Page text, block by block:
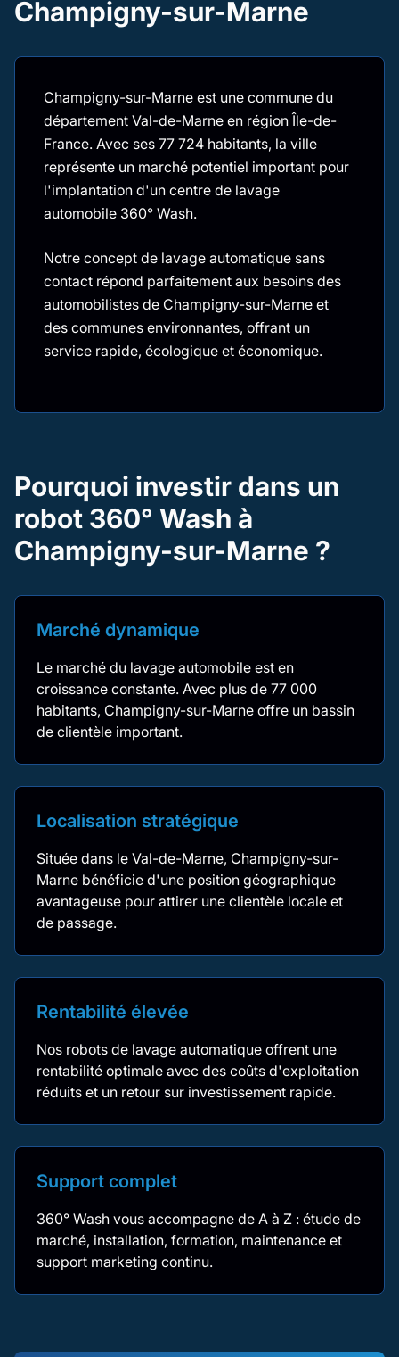
Champigny-sur-Marne
Champigny-sur-Marne est une commune du
département Val-de-Marne en région Île-de-
France. Avec ses 77 724 habitants, la ville
représente un marché potentiel important pour
l'implantation d'un centre de lavage
automobile 360° Wash.
Notre concept de lavage automatique sans
contact répond parfaitement aux besoins des
automobilistes de Champigny-sur-Marne et
des communes environnantes, offrant un
service rapide, écologique et économique.
Pourquoi investir dans un
robot 360° Wash à
Champigny-sur-Marne ?
Marché dynamique
Le marché du lavage automobile est en
croissance constante. Avec plus de 77 000
habitants, Champigny-sur-Marne offre un bassin
de clientèle important.
Localisation stratégique
Située dans le Val-de-Marne, Champigny-sur-
Marne bénéficie d'une position géographique
avantageuse pour attirer une clientèle locale et
de passage.
Rentabilité élevée
Nos robots de lavage automatique offrent une
rentabilité optimale avec des coûts d'exploitation
réduits et un retour sur investissement rapide.
Support complet
360° Wash vous accompagne de A à Z : étude de
marché, installation, formation, maintenance et
support marketing continu.